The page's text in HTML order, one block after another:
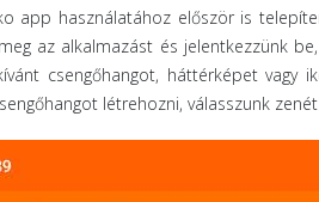
app használatához először is
az alkalmazást és jelentkezzünk
csengőhangot, háttérképet vagy
létrehozni, válasszunk